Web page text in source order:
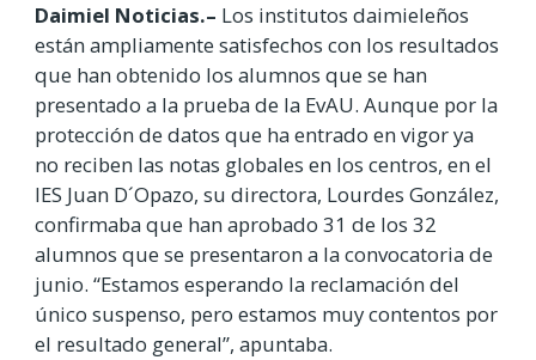
Daimiel Noticias.– Los institutos daimieleños
están ampliamente satisfechos con los resultados
que han obtenido los alumnos que se han
presentado a la prueba de la EvAU. Aunque por la
protección de datos que ha entrado en vigor ya
no reciben las notas globales en los centros, en el
IES Juan D´Opazo, su directora, Lourdes González,
confirmaba que han aprobado 31 de los 32
alumnos que se presentaron a la convocatoria de
junio. “Estamos esperando la reclamación del
único suspenso, pero estamos muy contentos por
el resultado general”, apuntaba.